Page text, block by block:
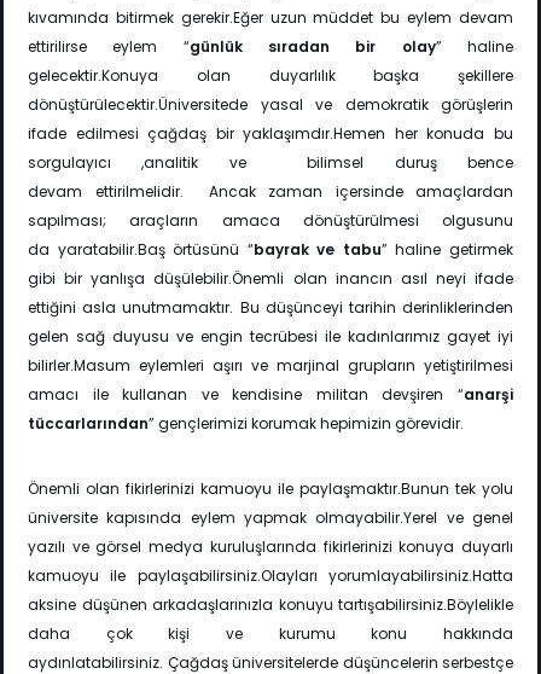
kıvamında bitirmek gerekir.Eğer uzun müddet bu eylem devam
ettirilirse eylem “günlük sıradan bir olay” haline
gelecektir.Konuya olan duyarlılık başka şekillere
dönüştürülecektir.Üniversitede yasal ve demokratik görüşlerin
ifade edilmesi çağdaş bir yaklaşımdır.Hemen her konuda bu
sorgulayıcı ,analitik ve bilimsel duruş bence
devam ettirilmelidir. Ancak zaman içersinde amaçlardan
sapılması; araçların amaca dönüştürülmesi olgusunu
da yaratabilir.Baş örtüsünü “bayrak ve tabu” haline getirmek
gibi bir yanlışa düşülebilir.Önemli olan inancın asıl neyi ifade
ettiğini asla unutmamaktır. Bu düşünceyi tarihin derinliklerinden
gelen sağ duyusu ve engin tecrübesi ile kadınlarımız gayet iyi
bilirler.Masum eylemleri aşırı ve marjinal grupların yetiştirilmesi
amacı ile kullanan ve kendisine militan devşiren “anarşi
tüccarlarından” gençlerimizi korumak hepimizin görevidir.
Önemli olan fikirlerinizi kamuoyu ile paylaşmaktır.Bunun tek yolu
üniversite kapısında eylem yapmak olmayabilir.Yerel ve genel
yazılı ve görsel medya kuruluşlarında fikirlerinizi konuya duyarlı
kamuoyu ile paylaşabilirsiniz.Olayları yorumlayabilirsiniz.Hatta
aksine düşünen arkadaşlarınızla konuyu tartışabilirsiniz.Böylelikle
daha çok kişi ve kurumu konu hakkında
aydınlatabilirsiniz. Çağdaş üniversitelerde düşüncelerin serbestçe